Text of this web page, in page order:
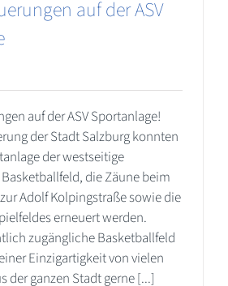
auf der ASV
auf der ASV Sportanlage!
der Stadt Salzburg konnten
der westseitige
die Zäune beim
Adolf Kolpingstraße sowie die
erneuert werden.
zugängliche Basketballfeld
Einzigartigkeit von vielen
der ganzen Stadt gerne [...]